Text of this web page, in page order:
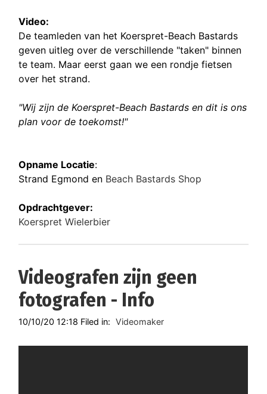
Video:
De teamleden van het Koerspret-Beach Bastards
geven uitleg over de verschillende "taken" binnen
te team. Maar eerst gaan we een rondje fietsen
over het strand.
"Wij zijn de Koerspret-Beach Bastards en dit is ons
plan voor de toekomst!"
Opname Locatie:
Strand Egmond en Beach Bastards Shop
Opdrachtgever:
Koerspret Wielerbier
Videografen zijn geen
fotografen - Info
10/10/20 12:18 Filed in: Videomaker